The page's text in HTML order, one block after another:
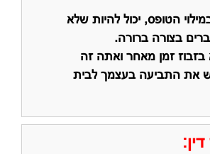
הטופס, יכול להיות שלא
בצורה ברורה.
בזבוז זמן מאחר ואתה זה
את התביעה בעצמך לבית